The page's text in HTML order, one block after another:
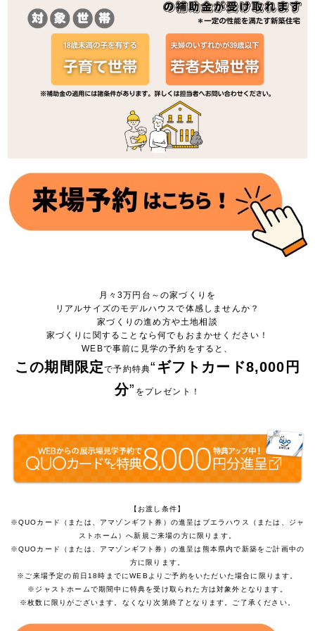
月々3万円台～の家づくりを
リアルサイズのモデルハウスで体感しませんか？
家づくりの進め方や土地相談
家づくりに関することなら何でもおまかせください！
WEBで事前に見学の予約をすると、
この期間限定で予約特典“ギフトカード8,000円
分” をプレゼント！
【お渡し条件】
※QUOカード（または、アマゾンギフト券）の進呈はブエラハウス（または、ジャ
ストホーム）へ新規ご来場の方に限ります。
※QUOカード（または、アマゾンギフト券）の進呈は熊本県内で新築をご計画中の
方に限ります。
※ご来場予定の前日18時までにWEBよりご予約をいただいた場合に限ります。
※ジャストホームで期間中に特典を受け取られた方は対象外となります。
※枚数に限りがございます。なくなり次第終了となります。ご了承ください。